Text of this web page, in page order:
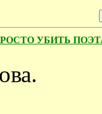
УБИТЬ